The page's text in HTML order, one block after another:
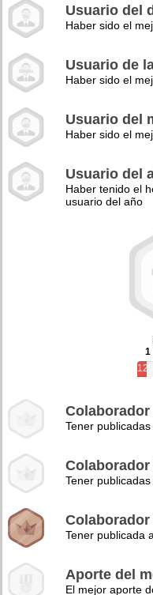
Usuario del
Haber sido el
Usuario de
Haber sido el
Usuario del
Haber sido el
Usuario del
Haber tenido el
usuario del año
1
12%
Colaborador
Tener
Colaborador
Tener
Tener publicada
Aporte del
El mejor aporte